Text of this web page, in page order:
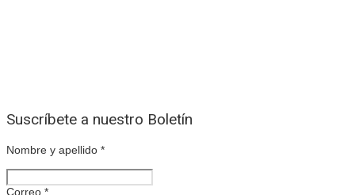
Suscríbete a nuestro Boletín
Nombre y apellido *
Correo *